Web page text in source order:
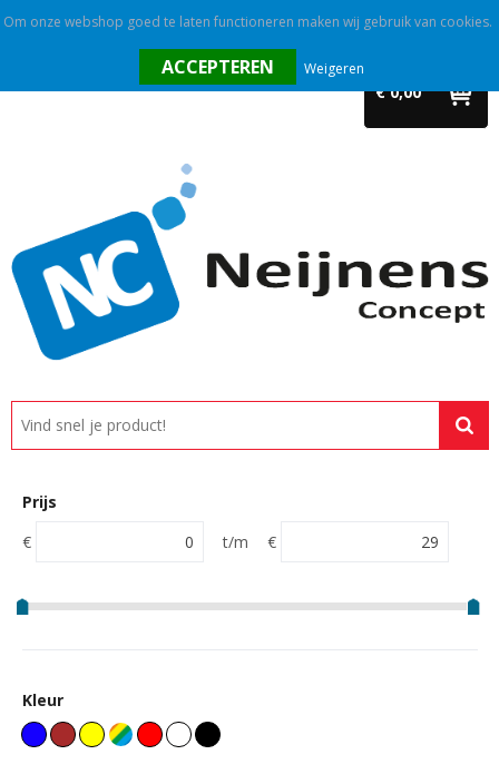
€ 0,00
Promotietextiel
Tassen
Alle categorieën
Custom made
Prijs
€
t/m €
Kleur
Om onze webshop goed te laten functioneren maken wij gebruik van cookies.
Weigeren